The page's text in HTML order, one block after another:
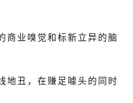
商业嗅觉和标新立异的脑
地丑，在赚足噱头的同时